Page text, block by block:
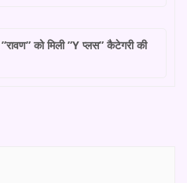
को मिली ”Y प्लस” कैटेगरी की